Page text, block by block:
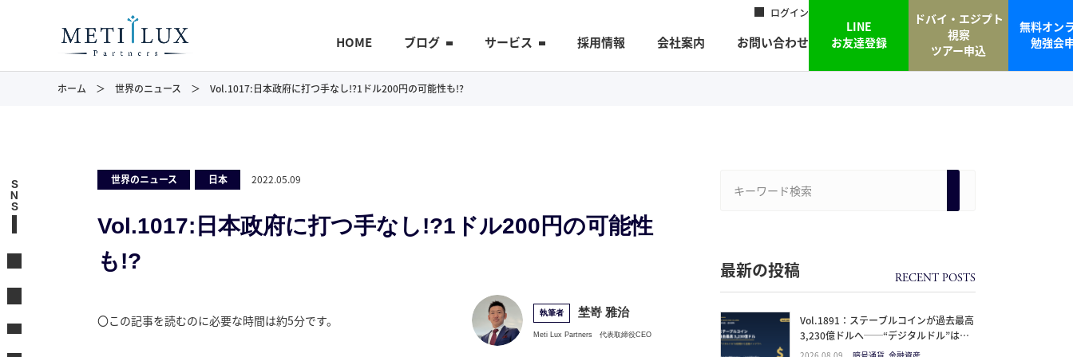
ログイン
HOME ブログ サービス 採用情報 会社案内 お問い合わせ
LINE
お友達登録
ドバイ・エジプト
視察
ツアー申込
無料オン
勉強会
ホーム 世界のニュース Vol.1017:日本政府に打つ手なし!?1ドル200円の可能性も!?
世界のニュース 日本 2022.05.09
Vol.1017:日本政府に打つ手なし!?1ドル200円の可能性
も!?
〇この記事を読むのに必要な時間は約5分です。 執筆者 埜嵜 雅治
Meti Lux Partners 代表取締役CEO
最新の投稿
Vol.1891：ステーブルコインが過去最高
3,230億ドルへ──“デジタルドル”は投
機から金融インフラになった。日本人が
S
N
S